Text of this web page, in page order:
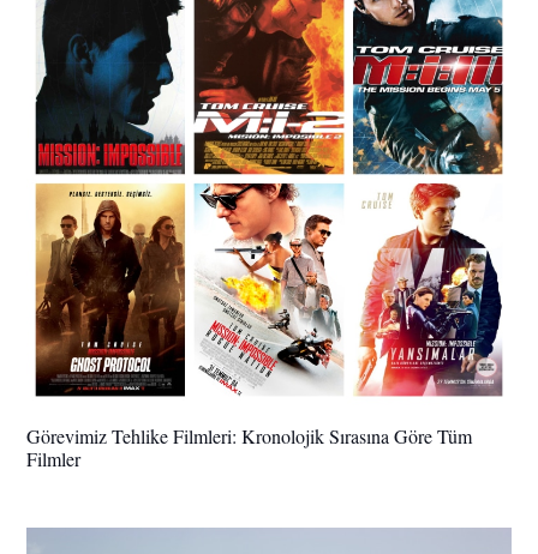
Görevimiz Tehlike Filmleri: Kronolojik Sırasına Göre Tüm
Filmler